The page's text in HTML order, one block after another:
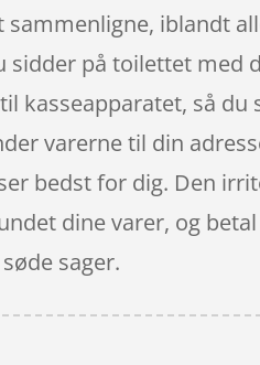
iblandt
på toilettet med
kasseapparatet, så du
varerne til din
bedst for dig. Den
dine varer, og
sager.